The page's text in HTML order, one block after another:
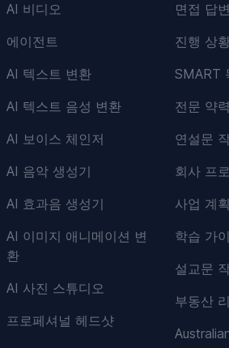
AI 비디오
에이전트
AI 텍스트 변환
AI 텍스트 음성 변환
AI 보이스 체인저
AI 음악 생성기
AI 효과음 생성기
AI 이미지 애니메이션 변
환
AI 사진 스튜디오
프로페셔널 헤드샷
면접 답
진행 상
SMART
전문 약
연설문
회사 프
사업 계
학습 가
설교문
부동산